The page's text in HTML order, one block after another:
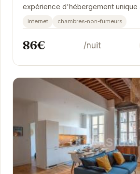
expérience d'hébergement unique
Leur style vintage allié à des
modernes...
internet chambres-non-fumeurs
86€ /nuit